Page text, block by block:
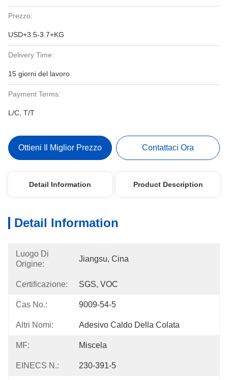
Prezzo:
USD+3.5-3.7+KG
Delivery Time:
15 giorni del lavoro
Payment Terms:
L/C, T/T
Ottieni Il Miglior Prezzo Contattaci Ora
Detail Information Product Description
Detail Information
Luogo Di
Origine:
Jiangsu, Cina
Certificazione: SGS, VOC
Cas No.: 9009-54-5
Altri Nomi: Adesivo Caldo Della Colata
MF: Miscela
EINECS N.: 230-391-5